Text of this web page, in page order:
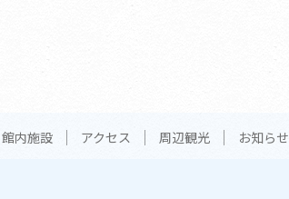
館内施設 アクセス 周辺観光 お知らせ